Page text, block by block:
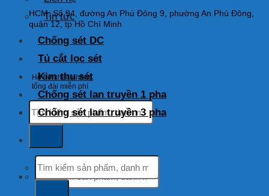
HCM: Số 94, đường An Phú Đông 9, phường An Phú Đông,
quận 12, tp Hồ Chí Minh
Hỗ trợ khách hàng
tổng đài miễn phí
Tìm
kiếm:
Tìm
kiếm:
Tin tức
Chống sét DC
Tủ cắt lọc sét
Kim thu sét
Chống sét lan truyền 1 pha
Chống sét lan truyền 3 pha
Tìm
kiếm: